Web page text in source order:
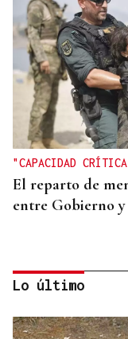
"CAPACIDAD
El reparto de
entre Gobierno
Lo último